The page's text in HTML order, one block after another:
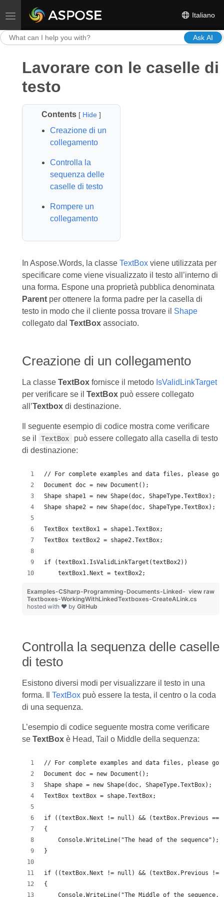
Toggle navigation Italiano
Ask AI
Lavorare con le caselle di
testo
Contents [ Hide]
Creazione di un
collegamento
Controlla la
sequenza delle
caselle di testo
Rompere un
collegamento
In Aspose.Words, la classe TextBoxviene utilizzata per
specificare come viene visualizzato il testo all’interno di
una forma. Espone una proprietà pubblica denominata
Parentper ottenere la forma padre per la casella di
testo in modo che il cliente possa trovare il Shape
collegato dal TextBoxassociato.
Creazione di un collegamento
La classe TextBoxfornisce il metodo IsValidLinkTarget
per verificare se il TextBoxpuò essere collegato
all’Textboxdi destinazione.
Il seguente esempio di codice mostra come verificare
se il
TextBox
può essere collegato alla casella di testo
di destinazione:
// For complete examples and data files, please go
Document doc = new Document();
Shape shape1 = new Shape(doc, ShapeType.TextBox);
Shape shape2 = new Shape(doc, ShapeType.TextBox);
TextBox textBox1 = shape1.TextBox;
TextBox textBox2 = shape2.TextBox;
if (textBox1.IsValidLinkTarget(textBox2))
    textBox1.Next = textBox2;
view raw
Examples-CSharp-Programming-Documents-Linked-
Textboxes-WorkingWithLinkedTextboxes-CreateALink.cs
hosted with ❤ by GitHub
Controlla la sequenza delle caselle
di testo
Esistono diversi modi per visualizzare il testo in una
forma. Il TextBoxpuò essere la testa, il centro o la coda
di una sequenza.
L’esempio di codice seguente mostra come verificare
se TextBoxè Head, Tail o Middle della sequenza:
// For complete examples and data files, please go
Document doc = new Document();
Shape shape = new Shape(doc, ShapeType.TextBox);
TextBox textBox = shape.TextBox;
if ((textBox.Next != null) && (textBox.Previous
{
    Console.WriteLine("The head of the sequence");
}
if ((textBox.Next != null) && (textBox.Previous !=
{
Console.WriteLine("The Middle of the